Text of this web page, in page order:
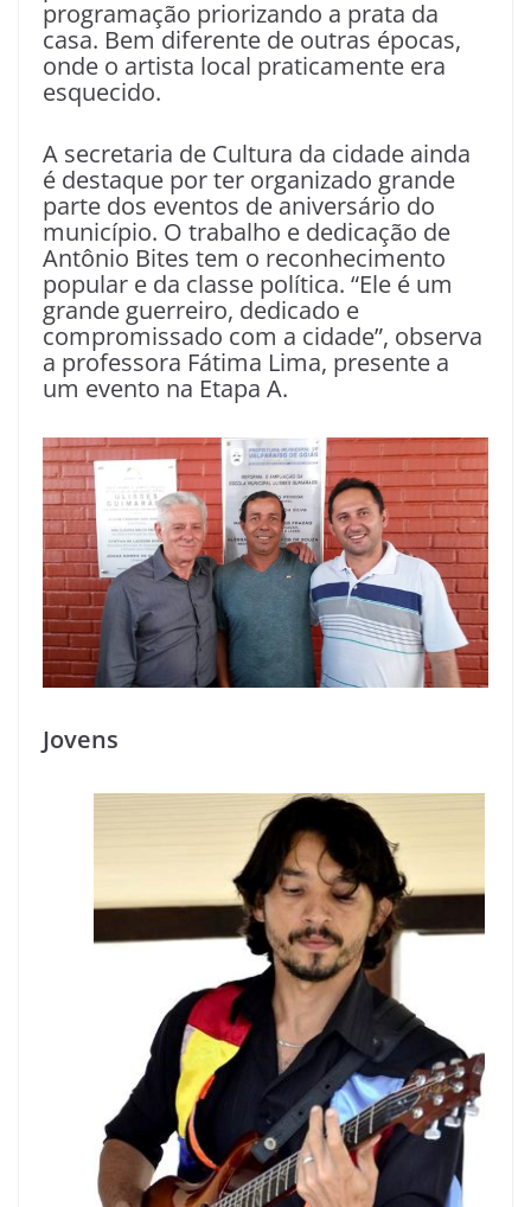
programação priorizando a prata da
casa. Bem diferente de outras épocas,
onde o artista local praticamente era
esquecido.
A secretaria de Cultura da cidade ainda
é destaque por ter organizado grande
parte dos eventos de aniversário do
município. O trabalho e dedicação de
Antônio Bites tem o reconhecimento
popular e da classe política. “Ele é um
grande guerreiro, dedicado e
compromissado com a cidade”, observa
a professora Fátima Lima, presente a
um evento na Etapa A.
Jovens